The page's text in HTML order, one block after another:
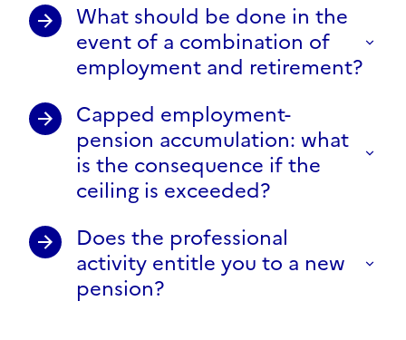
What should be done in the
event of a combination of
employment and retirement?
Capped employment-
pension accumulation: what
is the consequence if the
ceiling is exceeded?
Does the professional
activity entitle you to a new
pension?